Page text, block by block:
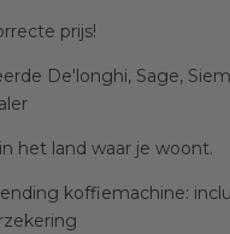
prijs!
De'longhi, Sage,
het land waar je woont.
koffiemachine: